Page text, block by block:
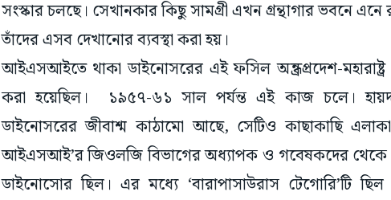
সংস্কার চলছে। সেখানকার কিছু সামগ্রী এখন গ্রন্থাগার ভবনে এনে
তাঁদের এসব দেখানোর ব্যবস্থা করা হয়।
আইএসআইতে থাকা ডাইনোসরের এই ফসিল অন্ধ্রপ্রদেশ-মহারাষ্ট্র
করা হয়েছিল। ১৯৫৭-৬১ সাল পর্যন্ত এই কাজ চলে।
ডাইনোসরের জীবাশ্ম কাঠামো আছে, সেটিও কাছাকাছি
আইএসআই’র জিওলজি বিভাগের অধ্যাপক ও গবেষকদের থেকে
ডাইনোসোর ছিল। এর মধ্যে ‘বারাপাসাউরাস টেগোরি’টি